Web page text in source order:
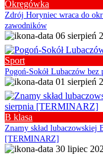
Okręgówka
Zdrój Horyniec wraca do
zawodników
06 sierpień
Sport
Pogoń-Sokół Lubaczów
01 sierpień
B klasa
Znamy skład lubaczowskiej
[TERMINARZ]
30 lipiec